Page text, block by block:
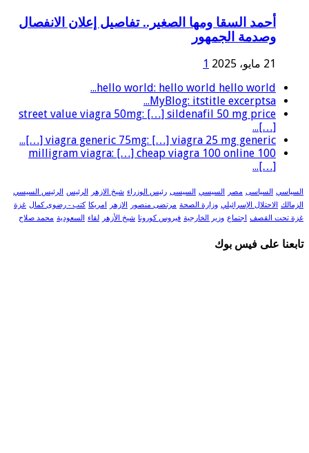
أحمد السقا ومها الصغير.. تفاصيل إعلان الانفصال
وصدمة الجمهور
21 مايو، 2025
1
hello world: hello world hello world...
MyBlog: itstitle excerptsa...
street value viagra 50mg: […] sildenafil 50 mg price
[…]...
viagra generic 75mg: […] viagra 25 mg generic […]...
100 milligram viagra: […] cheap viagra 100 online
[…]...
السياسي السياسى مصر السيسي السيسى رئيس الوزراء شيخ الازهر الرئيس الرئيس السيسي
الزمالك الاحتلال الإسرائيلي وزارة الصحة مرتضى منصور الازهر امريكا كتب - رضوى كمال غزة
غزة تحت القصف اجتماع وزير الخارجية فيروس كورونا شيخ الأزهر لقاء السعودية محمد صلاح
تابعنا على فيس بوك